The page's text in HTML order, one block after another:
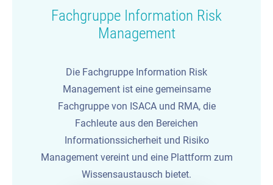
Fachgruppe Information Risk
Management
Die Fachgruppe Information Risk
Management ist eine gemeinsame
Fachgruppe von ISACA und RMA, die
Fachleute aus den Bereichen
Informationssicherheit und Risiko
Management vereint und eine Plattform zum
Wissensaustausch bietet.